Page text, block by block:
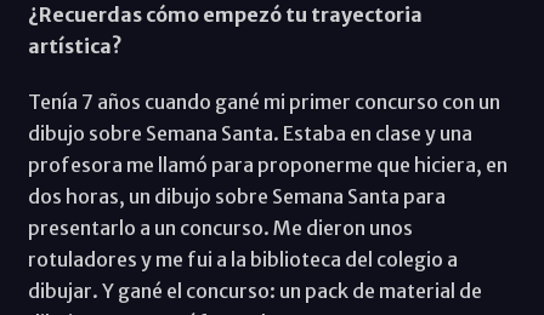
¿Recuerdas cómo empezó tu trayectoria
artística?
Tenía 7 años cuando gané mi primer concurso con un
dibujo sobre Semana Santa. Estaba en clase y una
profesora me llamó para proponerme que hiciera, en
dos horas, un dibujo sobre Semana Santa para
presentarlo a un concurso. Me dieron unos
rotuladores y me fui a la biblioteca del colegio a
dibujar. Y gané el concurso: un pack de material de